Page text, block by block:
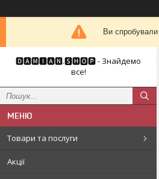
Ви
🅳🅰🅼🅸🅰🅽.🆂🅷🅾🅿 - Знайдемо
все!
Товари та послуги
Акції